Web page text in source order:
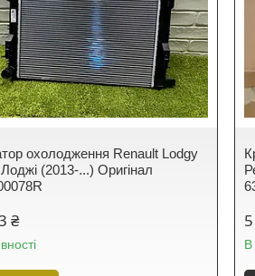
охолодження Renault Lodgy
(2013-...) Оригінал
₴
В